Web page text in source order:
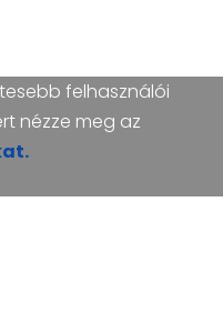
felhasználói
nézze meg az